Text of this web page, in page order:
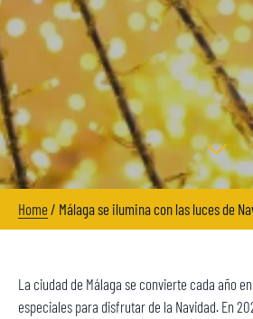
Home/ Málaga se ilumina con las luces de
La ciudad de Málaga se convierte cada año
especiales para disfrutar de la Navidad. En